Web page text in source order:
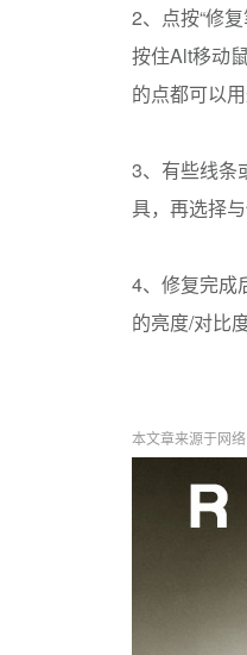
2、点按“修
按住Alt移动
的点都可以
3、有些线条
具，再选择
4、修复完成
的亮度/对比
本文章来源于网